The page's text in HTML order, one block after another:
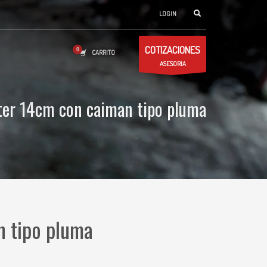
LOGIN
CARRITO COTIZACIONES
ASESORIA
14cm con caiman tipo pluma
tipo pluma